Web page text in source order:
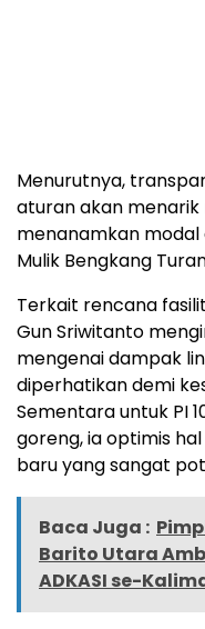
Menurutnya,
aturan akan
menanamkan modal
Mulik Bengkang
Terkait rencana
Gun Sriwitanto
mengenai dampak
diperhatikan demi
Sementara untuk PI
goreng, ia optimis
baru yang sangat
Baca Juga :
Barito Utara
ADKASI se-